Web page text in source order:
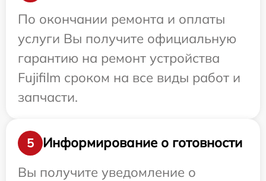
По окончании ремонта и оплаты
услуги Вы получите официальную
гарантию на ремонт устройства
Fujifilm сроком на все виды работ и
запчасти.
5
Информирование о готовности
Вы получите уведомление о